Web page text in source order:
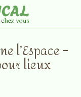
l’Espace –
lieux